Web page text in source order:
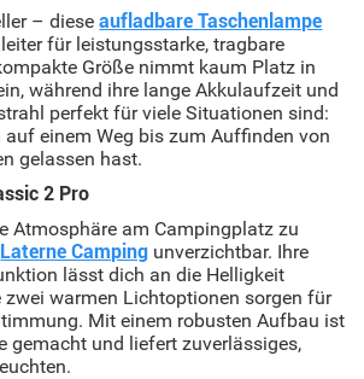
– dieseaufladbare Taschenlampe
für leistungsstarke, tragbare
Größe nimmt kaum Platz in
während ihre lange Akkulaufzeit und
perfekt für viele Situationen sind:
einem Weg bis zum Auffinden von
gelassen hast.
2 Pro
Atmosphäre am Campingplatz zu
Laterne Camping unverzichtbar. Ihre
lässt dich an die Helligkeit
zwei warmen Lichtoptionen sorgen für
Mit einem robusten Aufbau ist
gemacht und liefert zuverlässiges,